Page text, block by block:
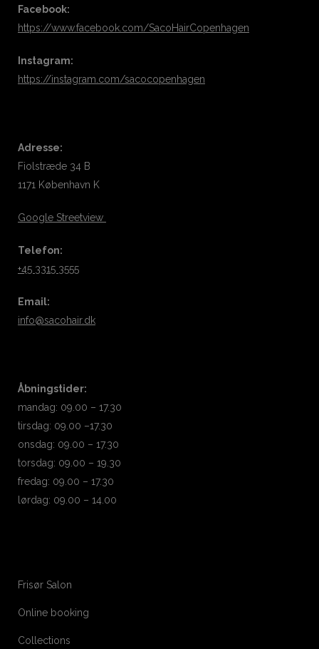
Facebook:
https://www.facebook.com/SacoHairCopenhagen
Instagram:
https://instagram.com/sacocopenhagen
Adresse:
Fiolstræde 34 B
1171 København K
Google Streetview
Telefon:
+45 3315 3555
Email:
info@sacohair.dk
Åbningstider:
mandag: 09.00 – 17.30
tirsdag: 09.00 –17.30
onsdag: 09.00 – 17.30
torsdag: 09.00 – 19.30
fredag: 09.00 – 17.30
lørdag: 09.00 – 14.00
Frisør Salon
Online booking
Collections